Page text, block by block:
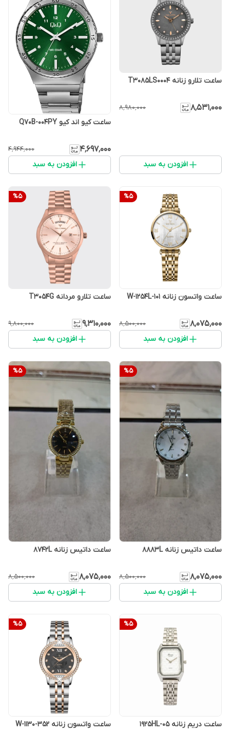
ساعت تلارو زنانه T3085LS0004
۸٬۵۳۱٬۰۰۰ ۸٬۹۸۰٬۰۰۰
افزودن به سبد
ساعت کیو اند کیو Q70B-004PY
۴٬۶۹۷٬۰۰۰ ۴٬۹۴۴٬۰۰۰
افزودن به سبد
%5
ساعت واتسون زنانه W-1254L-101
۸٬۰۷۵٬۰۰۰ ۸٬۵۰۰٬۰۰۰
افزودن به سبد
%5
ساعت تلارو مردانه T3054G
۹٬۳۱۰٬۰۰۰ ۹٬۸۰۰٬۰۰۰
افزودن به سبد
%5
ساعت داتیس زنانه 8883L
۸٬۰۷۵٬۰۰۰ ۸٬۵۰۰٬۰۰۰
افزودن به سبد
%5
ساعت داتیس زنانه 8742L
۸٬۰۷۵٬۰۰۰ ۸٬۵۰۰٬۰۰۰
افزودن به سبد
%5
ساعت دریم زنانه 1925HL-05
%5
ساعت واتسون زنانه W-1130-352